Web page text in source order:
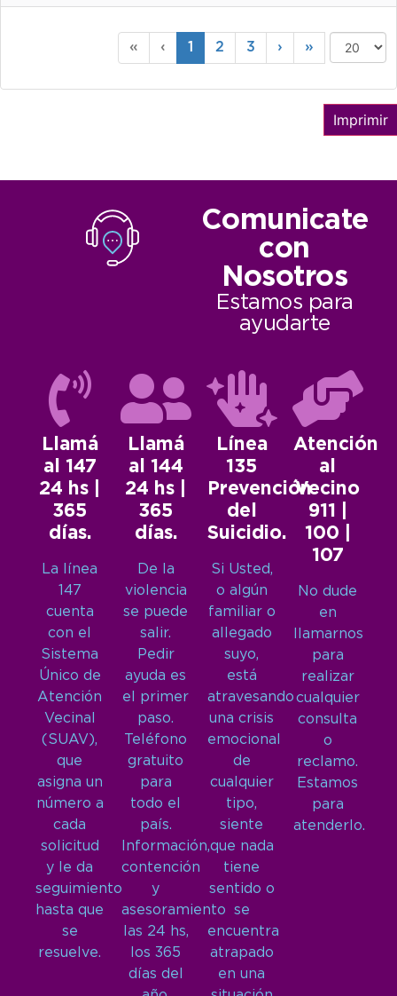
« ‹ 1 2 3 › »
Imprimir
Comunicate
con
Nosotros
Estamos para
ayudarte
Llamá
al 147
24 hs |
365
días.
La línea
147
cuenta
con el
Sistema
Único de
Atención
Vecinal
(SUAV),
que
asigna un
número a
cada
solicitud
y le da
seguimiento
hasta que
se
resuelve.
Llamá
al 144
24 hs |
365
días.
De la
violencia
se puede
salir.
Pedir
ayuda es
el primer
paso.
Teléfono
gratuito
para
todo el
país.
Información,
contención
y
asesoramiento
las 24 hs,
los 365
días del
Línea
135
Prevención
del
Suicidio.
Si Usted,
o algún
familiar o
allegado
suyo,
está
atravesando
una crisis
emocional
de
cualquier
tipo,
siente
que nada
tiene
sentido o
se
encuentra
atrapado
en una
Atención
al
Vecino
911 |
100 |
107
No dude
en
llamarnos
para
realizar
cualquier
consulta
o
reclamo.
Estamos
para
atenderlo.